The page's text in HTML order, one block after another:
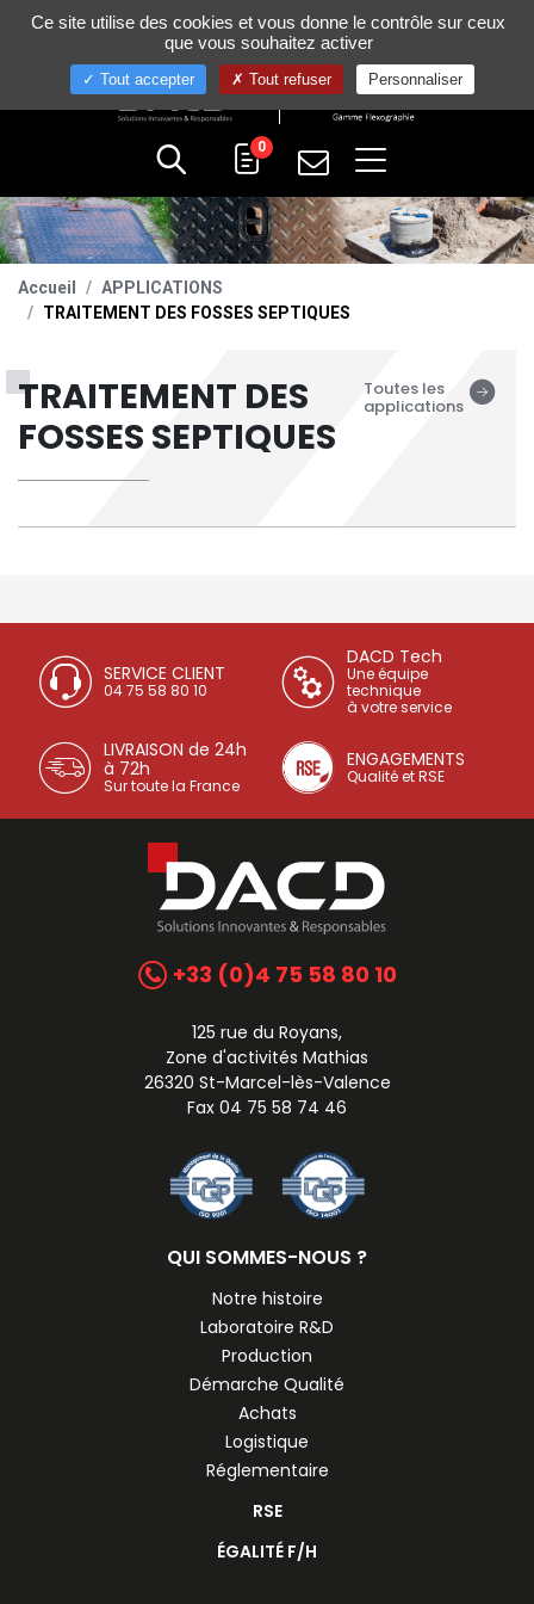
+33 (0)4 75 58 80 10
0
Accueil
APPLICATIONS
TRAITEMENT DES FOSSES SEPTIQUES
TRAITEMENT DES
FOSSES SEPTIQUES
Toutes les
applications
SERVICE CLIENT
04 75 58 80 10
DACD Tech
Une équipe
technique
à votre service
LIVRAISON de 24h
à 72h
Sur toute la France
ENGAGEMENTS
Qualité et RSE
+33 (0)4 75 58 80 10
125 rue du Royans,
Zone d'activités Mathias
26320 St-Marcel-lès-Valence
Fax 04 75 58 74 46
QUI SOMMES-NOUS ?
Notre histoire
Laboratoire R&D
Production
Démarche Qualité
Achats
Logistique
Réglementaire
RSE
ÉGALITÉ F/H
Gestion de vos préférences sur les cookies
Ce site utilise des cookies et vous donne le contrôle sur ceux
que vous souhaitez activer
Tout accepter Tout refuser Personnaliser